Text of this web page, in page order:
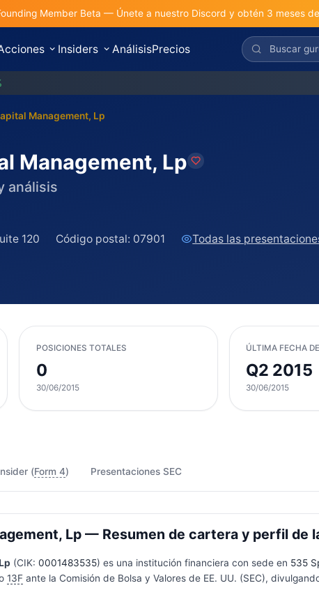
Member Beta — Únete a nuestro Discord y obtén 3 meses
Insiders AnálisisPrecios
Management, Lp
Management, Lp
análisis
120 Código postal: 07901 Todas las
POSICIONES TOTALES
0
30/06/2015
ÚLTIMA FECHA
Q2 2015
30/06/2015
(Form 4) Presentaciones SEC
Lp — Resumen de cartera y perfil de
(CIK: 0001483535) es una institución financiera con sede en 535
13Fante la Comisión de Bolsa y Valores de EE. UU. (SEC),